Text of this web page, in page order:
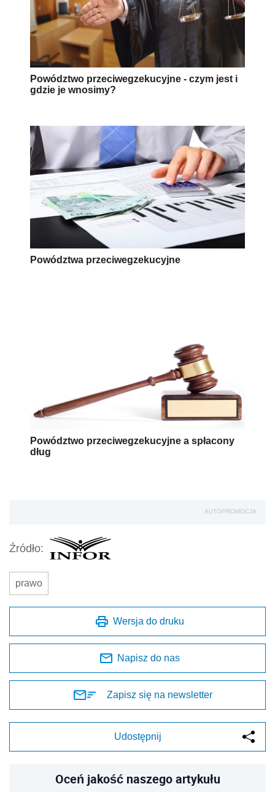
Powództwo przeciwegzekucyjne - czym jest i
gdzie je wnosimy?
Powództwa przeciwegzekucyjne
Powództwo przeciwegzekucyjne a spłacony
dług
AUTOPROMOCJA
Źródło:
prawo
Wersja do druku
Napisz do nas
Zapisz się na newsletter
Udostępnij
Oceń jakość naszego artykułu